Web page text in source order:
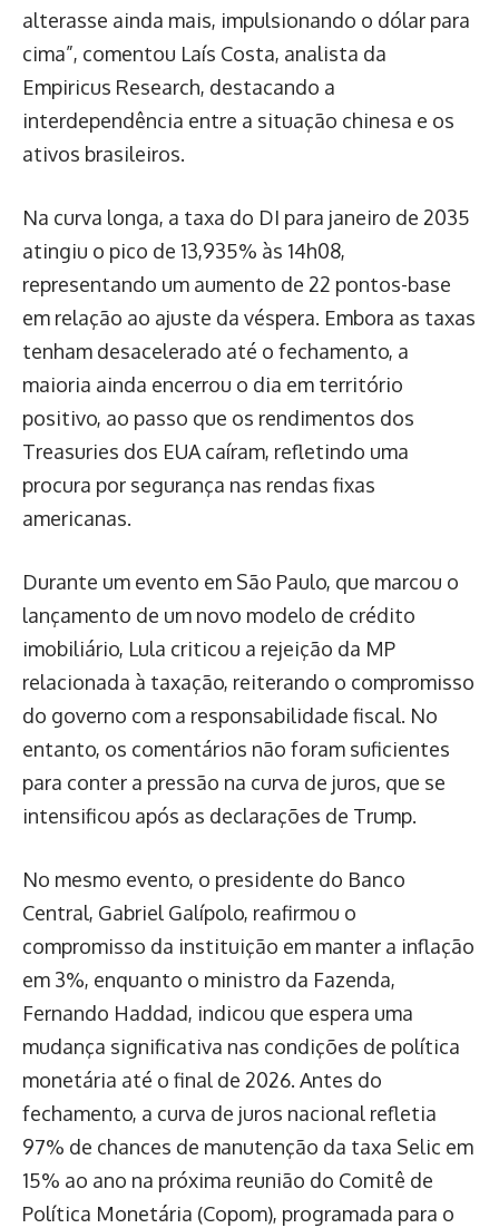
alterasse ainda mais, impulsionando o dólar para
cima”, comentou Laís Costa, analista da
Empiricus Research, destacando a
interdependência entre a situação chinesa e os
ativos brasileiros.
Na curva longa, a taxa do DI para janeiro de 2035
atingiu o pico de 13,935% às 14h08,
representando um aumento de 22 pontos-base
em relação ao ajuste da véspera. Embora as taxas
tenham desacelerado até o fechamento, a
maioria ainda encerrou o dia em território
positivo, ao passo que os rendimentos dos
Treasuries dos EUA caíram, refletindo uma
procura por segurança nas rendas fixas
americanas.
Durante um evento em São Paulo, que marcou o
lançamento de um novo modelo de crédito
imobiliário, Lula criticou a rejeição da MP
relacionada à taxação, reiterando o compromisso
do governo com a responsabilidade fiscal. No
entanto, os comentários não foram suficientes
para conter a pressão na curva de juros, que se
intensificou após as declarações de Trump.
No mesmo evento, o presidente do Banco
Central, Gabriel Galípolo, reafirmou o
compromisso da instituição em manter a inflação
em 3%, enquanto o ministro da Fazenda,
Fernando Haddad, indicou que espera uma
mudança significativa nas condições de política
monetária até o final de 2026. Antes do
fechamento, a curva de juros nacional refletia
97% de chances de manutenção da taxa Selic em
15% ao ano na próxima reunião do Comitê de
Política Monetária (Copom), programada para o